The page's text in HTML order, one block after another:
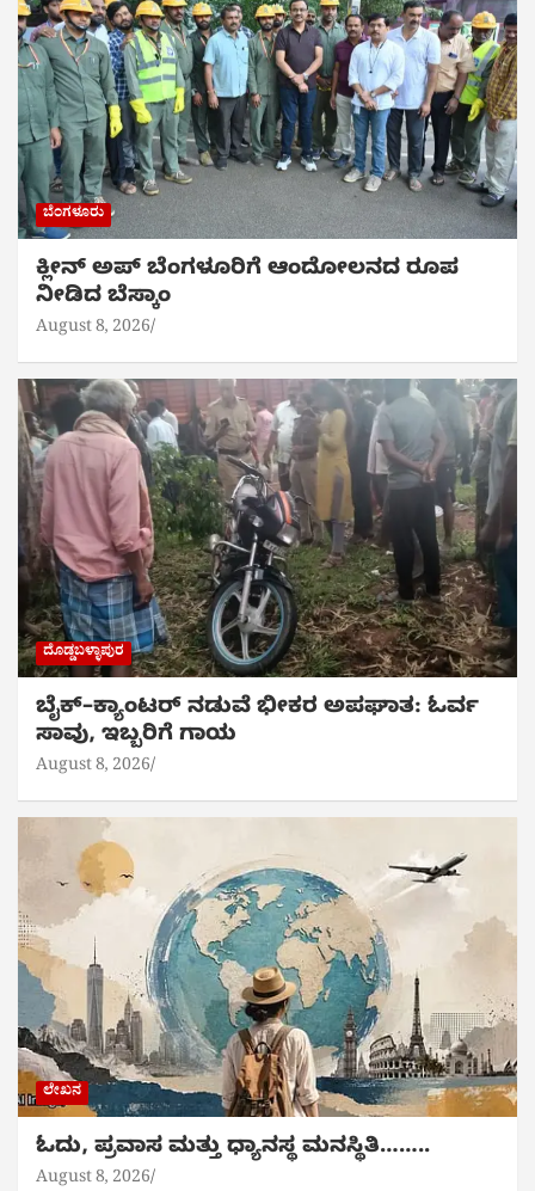
ಬೆಂಗಳೂರು
ಕ್ಲೀನ್ ಅಪ್ ಬೆಂಗಳೂರಿಗೆ ಆಂದೋಲನದ ರೂಪ
ನೀಡಿದ ಬೆಸ್ಕಾಂ
August 8, 2026
ದೊಡ್ಡಬಳ್ಳಾಪುರ
ಬೈಕ್‌–ಕ್ಯಾಂಟರ್ ನಡುವೆ ಭೀಕರ ಅಪಘಾತ: ಓರ್ವ
ಸಾವು, ಇಬ್ಬರಿಗೆ ಗಾಯ
August 8, 2026
ಲೇಖನ
ಓದು, ಪ್ರವಾಸ ಮತ್ತು ಧ್ಯಾನಸ್ಥ ಮನಸ್ಥಿತಿ……..
August 8, 2026